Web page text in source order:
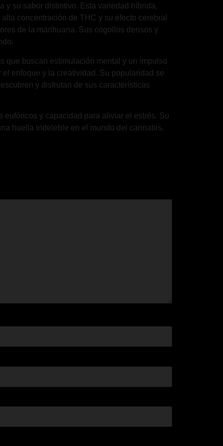
y su sabor distintivo. Esta variedad híbrida,
concentración de THC y su efecto cerebral
de la marihuana. Sus cogollos densos y
que buscan estimulación mental y un impulso
enfoque y la creatividad. Su popularidad se
y disfrutan de sus características
eufóricos y capacidad para aliviar el estrés. Su
huella indeleble en el mundo del cannabis.